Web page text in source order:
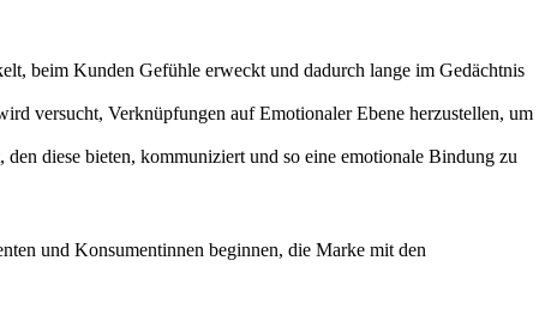
beim Kunden Gefühle erweckt und dadurch lange im Gedächtnis
versucht, Verknüpfungen auf Emotionaler Ebene herzustellen, um
diese bieten, kommuniziert und so eine emotionale Bindung zu
und Konsumentinnen beginnen, die Marke mit den